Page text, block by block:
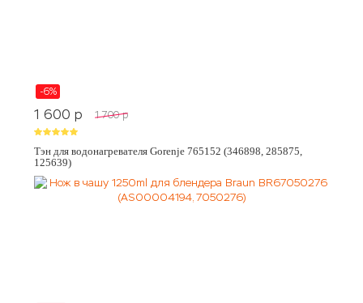
-6%
1 600 p 1 700 p
Тэн для водонагревателя Gorenje 765152 (346898, 285875,
125639)